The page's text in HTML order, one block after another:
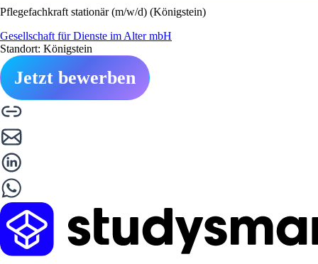
Pflegefachkraft stationär (m/w/d) (Königstein)
Gesellschaft für Dienste im Alter mbH
Standort: Königstein
Jetzt bewerben